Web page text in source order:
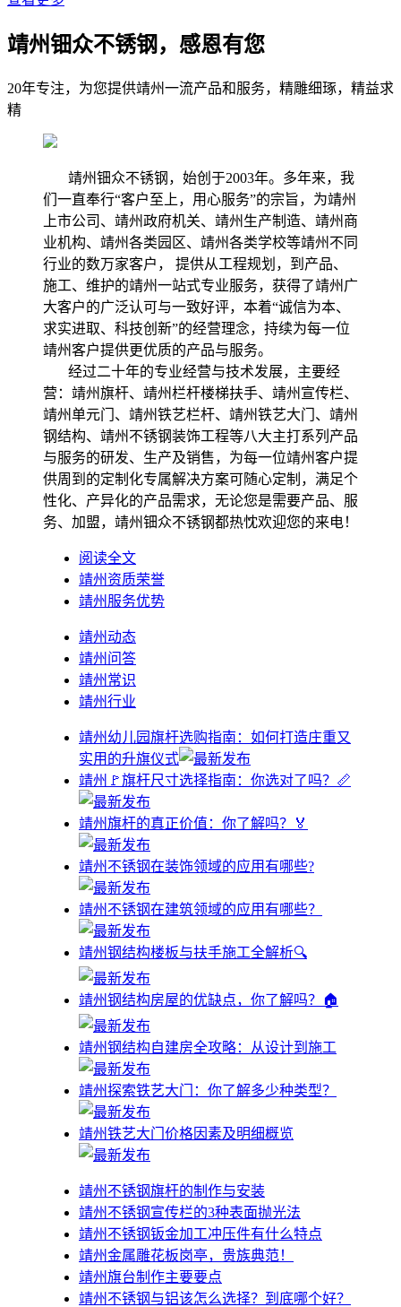
靖州钿众不锈钢，感恩有您
20年专注，为您提供靖州一流产品和服务，精雕细琢，精益求
精
靖州钿众不锈钢，始创于2003年。多年来，我
们一直奉行“客户至上，用心服务”的宗旨，为靖州
上市公司、靖州政府机关、靖州生产制造、靖州商
业机构、靖州各类园区、靖州各类学校等靖州不同
行业的数万家客户， 提供从工程规划，到产品、
施工、维护的靖州一站式专业服务，获得了靖州广
大客户的广泛认可与一致好评，本着“诚信为本、
求实进取、科技创新”的经营理念，持续为每一位
靖州客户提供更优质的产品与服务。
经过二十年的专业经营与技术发展，主要经
营：靖州旗杆、靖州栏杆楼梯扶手、靖州宣传栏、
靖州单元门、靖州铁艺栏杆、靖州铁艺大门、靖州
钢结构、靖州不锈钢装饰工程等八大主打系列产品
与服务的研发、生产及销售，为每一位靖州客户提
供周到的定制化专属解决方案可随心定制，满足个
性化、产异化的产品需求，无论您是需要产品、服
务、加盟，靖州钿众不锈钢都热忱欢迎您的来电！
阅读全文
靖州资质荣誉
靖州服务优势
靖州动态
靖州问答
靖州常识
靖州行业
靖州幼儿园旗杆选购指南：如何打造庄重又
实用的升旗仪式
靖州🚩旗杆尺寸选择指南：你选对了吗？📏
靖州旗杆的真正价值：你了解吗？🏅
靖州不锈钢在装饰领域的应用有哪些?
靖州不锈钢在建筑领域的应用有哪些？
靖州钢结构楼板与扶手施工全解析🔍
靖州钢结构房屋的优缺点，你了解吗？🏠
靖州钢结构自建房全攻略：从设计到施工
靖州探索铁艺大门：你了解多少种类型？
靖州铁艺大门价格因素及明细概览
靖州不锈钢旗杆的制作与安装
靖州不锈钢宣传栏的3种表面抛光法
靖州不锈钢钣金加工冲压件有什么特点
靖州金属雕花板岗亭，贵族典范！
靖州旗台制作主要要点
靖州不锈钢与铝该怎么选择？到底哪个好？